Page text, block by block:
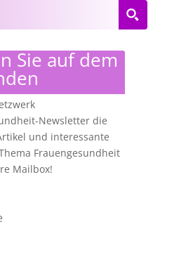
Sie auf dem
Newsletter die
und interessante
Frauengesundheit
Mailbox!